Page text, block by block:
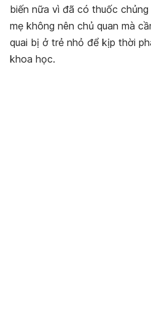
biến nữa vì đã có thuốc
mẹ không nên chủ quan mà
quai bị ở trẻ nhỏ để kịp thời
khoa học.